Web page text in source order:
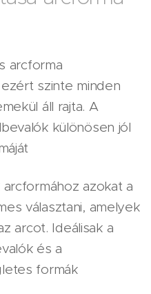
arcforma
szinte minden
áll rajta. A
különösen jól
azokat a
választani, amelyek
arcot. Ideálisak a
és a
formák